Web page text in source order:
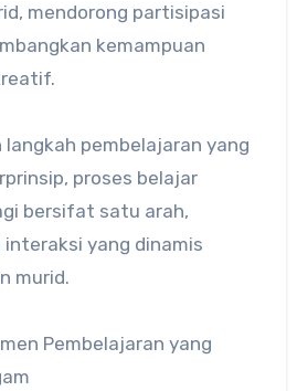
mendorong partisipasi
kemampuan
langkah pembelajaran yang
proses belajar
bersifat satu arah,
yang dinamis
murid.
Pembelajaran yang